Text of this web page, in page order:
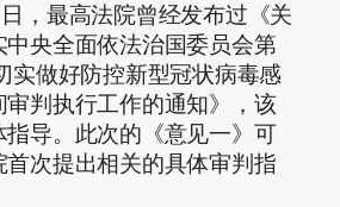
，最高法院曾经发布过《关
央全面依法治国委员会第
实做好防控新型冠状病毒感
判执行工作的通知》，该
导。此次的《意见一》可
首次提出相关的具体审判指